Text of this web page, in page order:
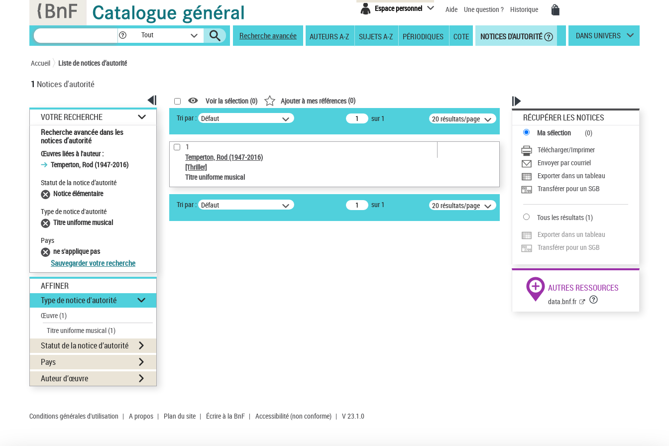
Espace personnel Aide Une question ? Historique
Tout Recherche avancée AUTEURS A-Z SUJETS A-Z PÉRIODIQUES COTE NOTICES D'AUTORITÉ DANS UNIVERS
Accueil Liste de notices d’autorité
1 Notices d'autorité
VOTRE RECHERCHE
Recherche avancée dans les
notices d’autorité
Œuvres liées à l'auteur :
Temperton, Rod (1947-2016)
Statut de la notice d’autorité
Notice élémentaire
Type de notice d'autorité
Titre uniforme musical
Pays
ne s'applique pas
Sauvegarder votre recherche
AFFINER
Type de notice d'autorité
Œuvre(1)
Titre uniforme musical(1)
Statut de la notice d’autorité
Pays
Auteur d’œuvre
Voir la sélection (0) Ajouter à mes références(0)
Tri par : Défaut sur 1 20 résultats/page
1
Temperton, Rod (1947-2016)
[Thriller]
Titre uniforme musical
Tri par : Défaut sur 1 20 résultats/page
RÉCUPÉRER LES NOTICES
Ma sélection (0)
Télécharger/Imprimer
Envoyer par courriel
Exporter dans un tableau
Transférer pour un SGB
Tous les résultats(1)
Exporter dans un tableau
Transférer pour un SGB
AUTRES RESSOURCES
data.bnf.fr
Conditions générales d'utilisation | A propos | Plan du site | Écrire à la BnF | Accessibilité (non conforme) | V 23.1.0
Panneau de gestion des cookies